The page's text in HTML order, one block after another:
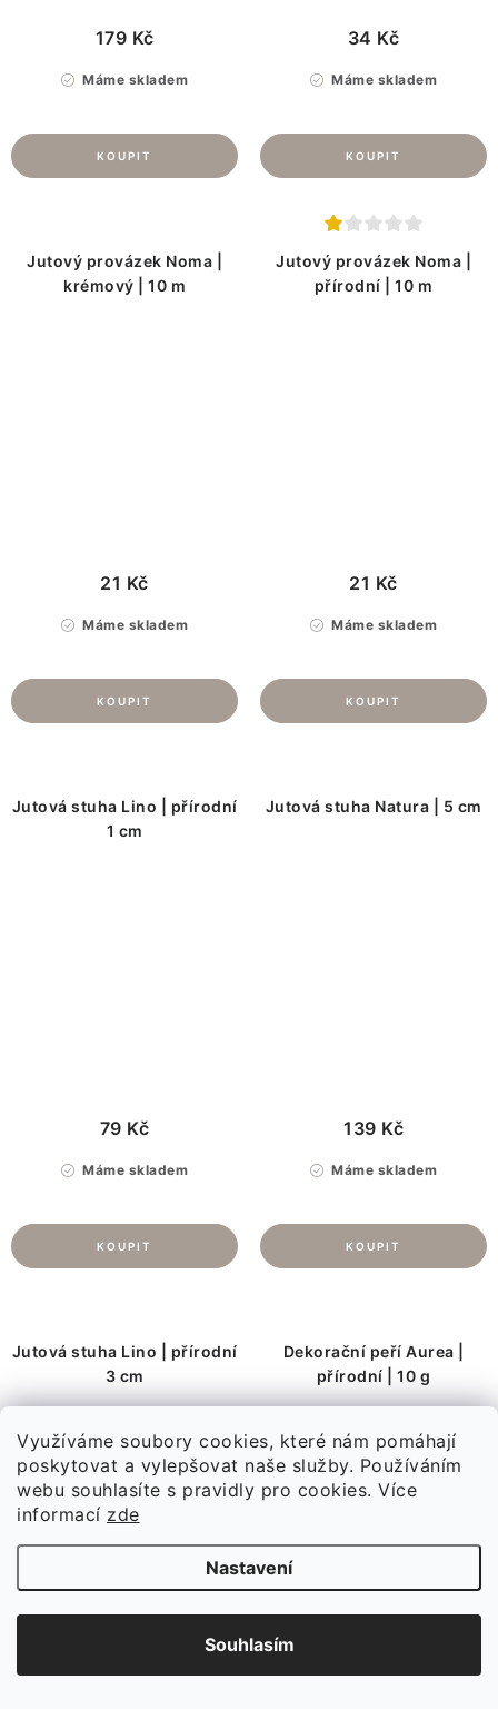
Využíváme soubory cookies, které nám pomáhají
poskytovat a vylepšovat naše služby. Používáním
webu souhlasíte s pravidly pro cookies. Více
informací zde
Nastavení
Souhlasím
Máme skladem
179 Kč
Máme skladem
34 Kč
Jutový provázek Noma |
krémový | 10 m
Máme skladem
21 Kč
Jutový provázek Noma |
přírodní | 10 m
Máme skladem
21 Kč
Jutová stuha Lino | přírodní
1 cm
Máme skladem
79 Kč
Jutová stuha Natura | 5 cm
Máme skladem
139 Kč
Jutová stuha Lino | přírodní
3 cm
109 Kč
Dekorační peří Aurea |
přírodní | 10 g
89 Kč